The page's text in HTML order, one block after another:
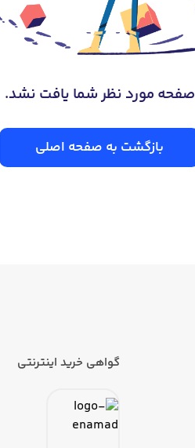
صفحه‌ مورد نظر شما یافت نشد.
بازگشت به صفحه اصلی
گواهی خرید اینترنتی